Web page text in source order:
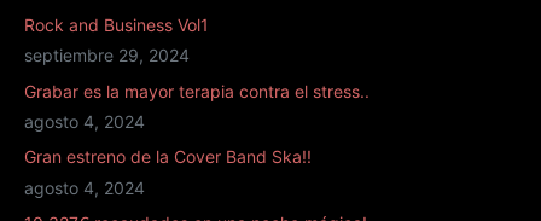
t
r
ó
n
i
c
e
b
Rock and Business Vol1
septiembre 29, 2024
Grabar es la mayor terapia contra el stress..
agosto 4, 2024
Gran estreno de la Cover Band Ska!!
agosto 4, 2024